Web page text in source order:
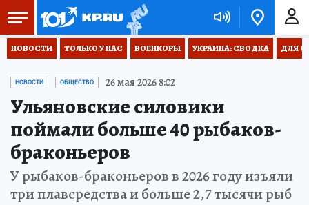
НОВОСТИ ТОЛЬКО У НАС ВОЕНКОРЫ УКРАИНА: СВОДКА ДЛЯ
НОВОСТИ ОБЩЕСТВО 26 мая 2026 8:02
Ульяновские силовики
поймали больше 40 рыбаков-
браконьеров
У рыбаков-браконьеров в 2026 году изъяли
три плавсредства и больше 2,7 тысячи рыб